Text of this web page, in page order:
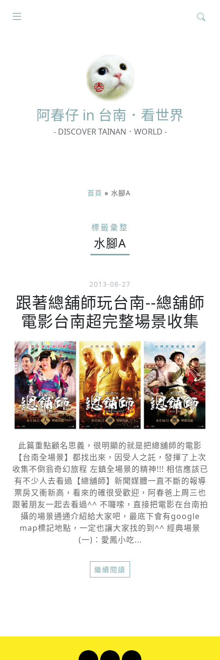
阿春仔 in 台南．看世界
- DISCOVER TAINAN．WORLD -
首頁 » 水腳A
標籤彙整
水腳A
2013-08-27
跟著總舖師玩台南--總舖師
電影台南超完整場景收集
此篇重點顧名思義，很明顯的就是把總舖師的電影
【台南全場景】都找出來，因受人之託，發揮了上次
收集不倒翁奇幻旅程 左鎮全場景的精神!!! 相信應該已
有不少人去看過【總舖師】新聞媒體一直不斷的報導
票房又衝新高，看來的確很受歡迎，阿春爸上周三也
跟著朋友一起去看過^^ 不囉嗦，直接把電影在台南拍
攝的場景通通介紹給大家吧，最底下會有google
map標記地點，一定也讓大家找的到^^ 經典場景
(一)：愛鳳小吃...
繼續閱讀